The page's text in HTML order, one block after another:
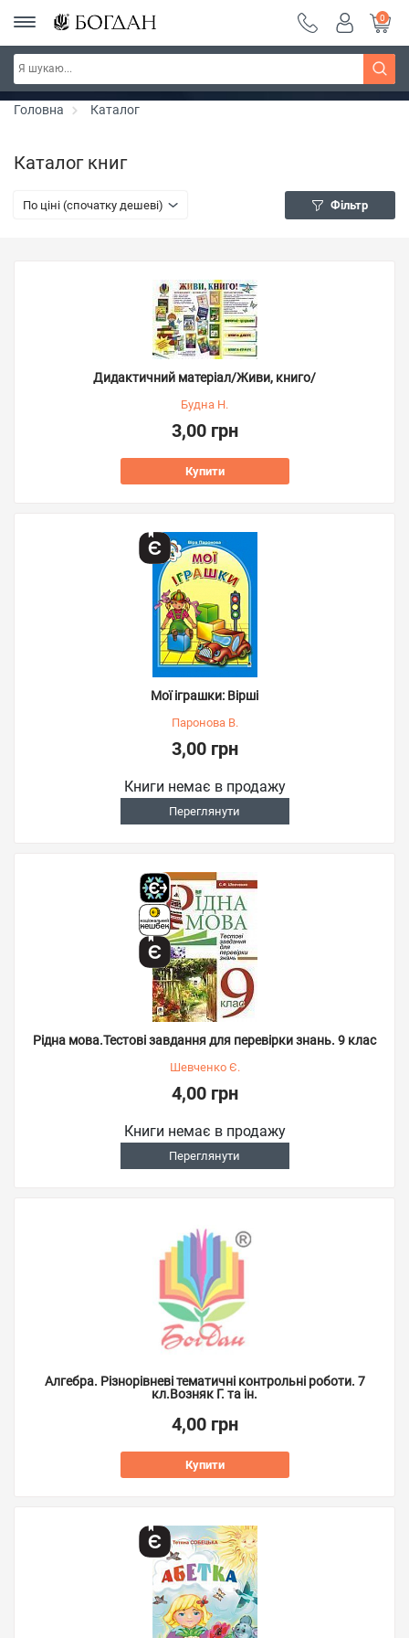
РОЗПРОДАЖ ~ 150 грн ~ 200 грн ~ 250 грн ~
300 грн ~ РОЗПРОДАЖ
Дізнатись більше
0
Головна Каталог
Каталог книг
По ціні (спочатку дешеві) Фільтр
Дидактичний матеріал/Живи, книго/
Будна Н.
3,00 грн
Купити
Мої іграшки: Вірші
Паронова В.
3,00 грн
Книги немає в продажу
Переглянути
Рідна мова.Тестові завдання для перевірки знань. 9 клас
Шевченко Є.
4,00 грн
Книги немає в продажу
Переглянути
Алгебра. Різнорівневі тематичні контрольні роботи. 7
кл.Возняк Г. та ін.
4,00 грн
Купити